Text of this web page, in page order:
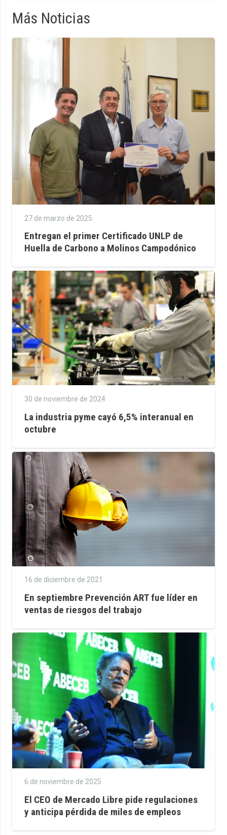
Más Noticias
27 de marzo de 2025
Entregan el primer Certificado UNLP de
Huella de Carbono a Molinos Campodónico
30 de noviembre de 2024
La industria pyme cayó 6,5% interanual en
octubre
16 de diciembre de 2021
En septiembre Prevención ART fue líder en
ventas de riesgos del trabajo
6 de noviembre de 2025
El CEO de Mercado Libre pide regulaciones
y anticipa pérdida de miles de empleos